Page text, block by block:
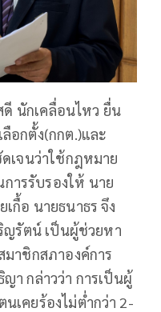
นักเคลื่อนไหว ยื่น
อกตั้ง​(กกต.)​และ
เจนว่าใช้กฎหมาย
ารรับรองให้ นาย
กื้อ นายธนาธร จึง
ญรัตน์ เป็นผู้ช่วยหา
มาชิกสภาองค์การ
า กล่าวว่า การเป็นผู้
เคยร้องไม่ต่ำกว่า 2-